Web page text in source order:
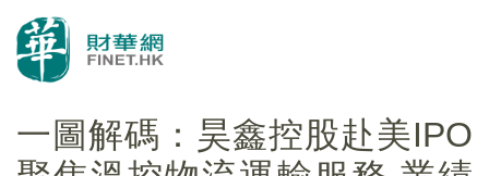
一圖解碼：昊鑫控股赴美IPO